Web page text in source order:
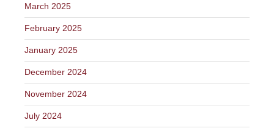
March 2025
February 2025
January 2025
December 2024
November 2024
July 2024